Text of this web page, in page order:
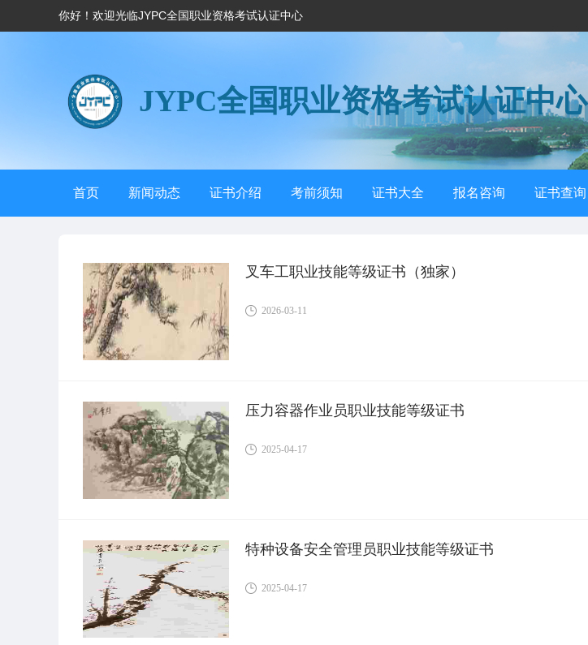
你好！欢迎光临JYPC全国职业资格考试认证中心
JYPC全国职业资格考试认证中心
首页 新闻动态 证书介绍 考前须知 证书大全 报名咨询 证书查询
叉车工职业技能等级证书（独家）
2026-03-11
压力容器作业员职业技能等级证书
2025-04-17
特种设备安全管理员职业技能等级证书
2025-04-17